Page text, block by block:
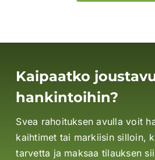
Kaipaatko
hankintoihin?
Svea rahoituksen avulla voit
kaihtimet tai markiisin silloin,
tarvetta ja maksaa tilauksen